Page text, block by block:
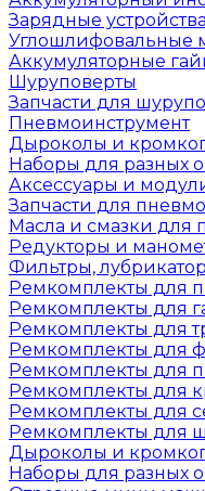
Зарядные
Углошлифовальные
Аккумуляторные
Шуруповерты
Запчасти для
Пневмоинструмент
Дыроколы и
Наборы для разных
Аксессуары и
Запчасти для
Масла и смазки для
Редукторы и
Фильтры,
Ремкомплекты для
Ремкомплекты для
Ремкомплекты для
Ремкомплекты для
Ремкомплекты для
Ремкомплекты для
Ремкомплекты для
Ремкомплекты для
Дыроколы и
Наборы для разных